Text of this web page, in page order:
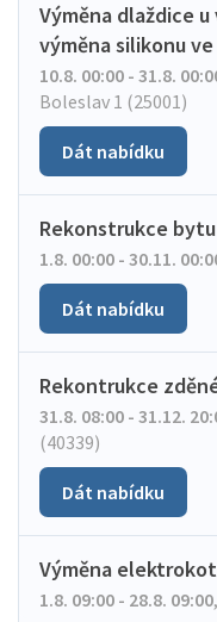
Výměna dlaždice
výměna silikonu
10.8. 00:00 - 31.8.
Boleslav 1 (25001)
Dát nabídku
Rekonstrukce bytu
1.8. 00:00 - 30.11.
Dát nabídku
Rekontrukce
31.8. 08:00 - 31.12.
(40339)
Dát nabídku
Výměna
1.8. 09:00 - 28.8. 09:00,